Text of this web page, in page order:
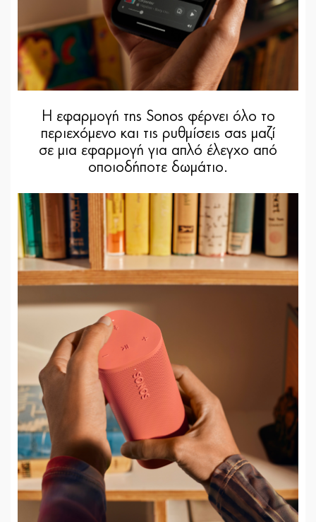
Η εφαρμογή της Sonos φέρνει όλο το
περιεχόμενο και τις ρυθμίσεις σας μαζί
σε μια εφαρμογή για απλό έλεγχο από
οποιοδήποτε δωμάτιο.